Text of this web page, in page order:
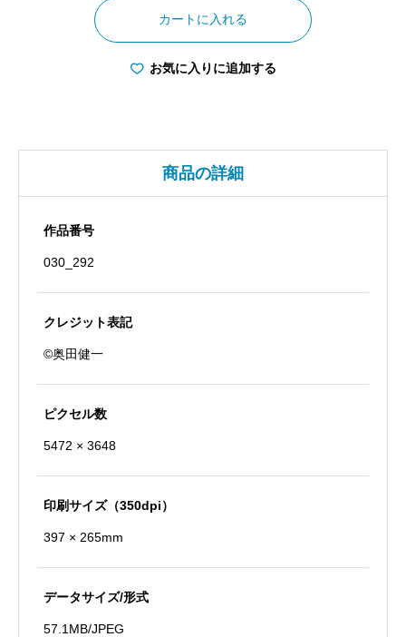
都
府
善
い
し
桂
カートに入れる
お気に入りに追加する
商品の詳細
作品番号
030_292
クレジット表記
©奥田健一
ピクセル数
5472 × 3648
印刷サイズ（350dpi）
397 × 265mm
データサイズ/形式
57.1MB/JPEG